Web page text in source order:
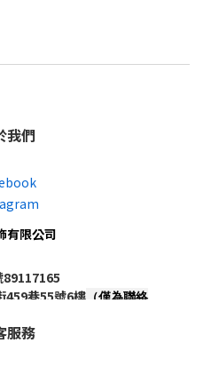
我們
有限公司
459巷55號6樓 （僅為聯絡
服務